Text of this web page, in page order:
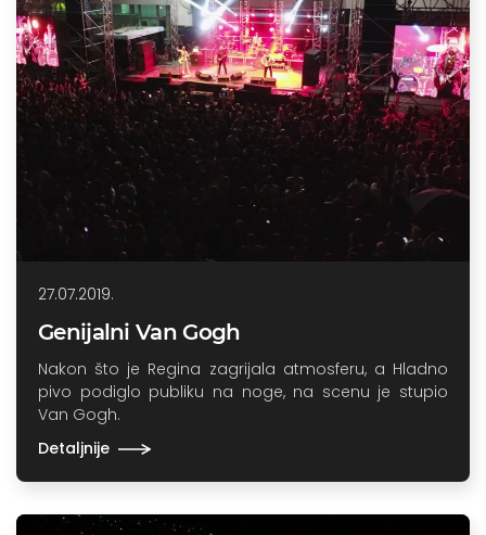
27.07.2019.
Genijalni Van Gogh
Nakon što je Regina zagrijala atmosferu, a Hladno
pivo podiglo publiku na noge, na scenu je stupio
Van Gogh.
Detaljnije